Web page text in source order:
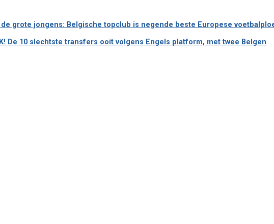
grote jongens: Belgische topclub is negende beste Europese
De 10 slechtste transfers ooit volgens Engels platform, met twee Belgen